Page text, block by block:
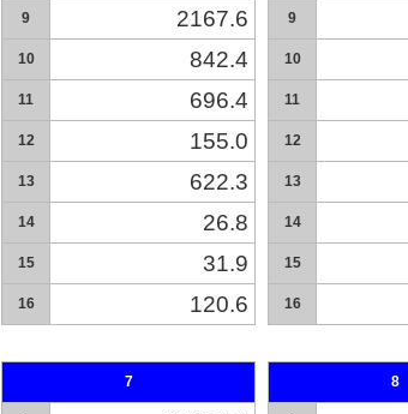
9 2167.6
10 842.4
11 696.4
12 155.0
13 622.3
14 26.8
15 31.9
16 120.6
9
10
11
12
13
14
15
16
7 8